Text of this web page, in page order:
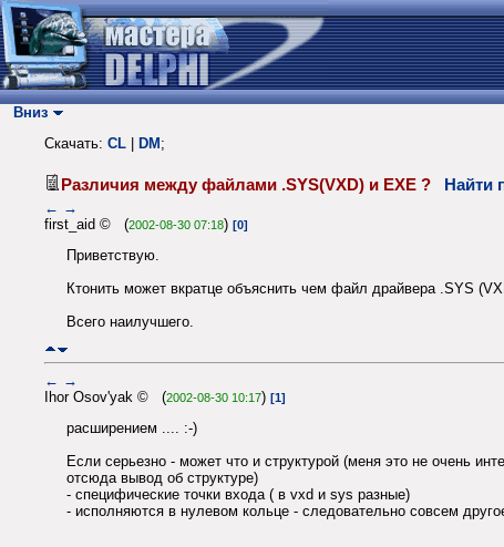
Вниз
Скачать: CL DM ;
Различия между файлами .SYS(VXD) и EXE ? Найти
← →
first_aid © (2002-08-30 07:18) [0]
Приветствую.
Ктонить может вкратце объяснить чем файл драйвера .SYS
Всего наилучшего.
← →
Ihor Osov'yak © (2002-08-30 10:17) [1]
расширением .... :-)
Если серьезно - может что и структурой (меня это не очень
отсюда вывод об структуре)
- специфические точки входа ( в vxd и sys разные)
- исполняются в нулевом кольце - следовательно совсем